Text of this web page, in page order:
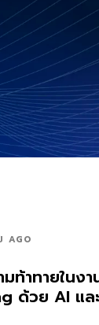
AGO
มท้าทายในง
ด้วย AI แ